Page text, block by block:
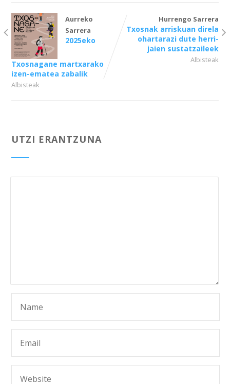
Aurreko
Sarrera
2025eko
Txosnagane martxarako
izen-ematea zabalik
Albisteak
Hurrengo Sarrera
Txosnak arriskuan direla
ohartarazi dute herri-
jaien sustatzaileek
Albisteak
UTZI ERANTZUNA